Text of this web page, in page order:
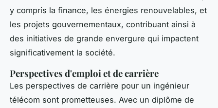
y compris la finance, les énergies renouvelables, et
les projets gouvernementaux, contribuant ainsi à
des initiatives de grande envergure qui impactent
significativement la société.
Perspectives d'emploi et de carrière
Les perspectives de carrière pour un ingénieur
télécom sont prometteuses. Avec un diplôme de